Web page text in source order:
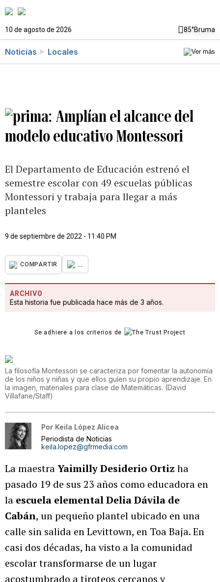
10 de agosto de 2026 85°Bruma
Noticias Locales
Amplían el alcance del
modelo educativo Montessori
El Departamento de Educación estrenó el
semestre escolar con 49 escuelas públicas
Montessori y trabaja para llegar a más
planteles
9 de septiembre de 2022 - 11:40 PM
COMPARTIR ...
ARCHIVO
Esta historia fue publicada hace más de 3 años.
Se adhiere a los criterios de
La filosofía Montessori se caracteriza por fomentar la autonomía
de los niños y niñas y que ellos guíen su propio aprendizaje. En
la imagen, materiales para clase de Matemáticas. (David
Villafane/Staff)
Por Keila López Alicea
Periodista de Noticias
keila.lopez@gfrmedia.com
La maestraYaimilly Desiderio Ortiz ha
pasado 19 de sus 23 años como educadora en
la escuela elemental Delia Dávila de
Cabán, un pequeño plantel ubicado en una
calle sin salida en Levittown, en Toa Baja. En
casi dos décadas, ha visto a la comunidad
escolar transformarse de un lugar
acostumbrado a tiroteos cercanos y